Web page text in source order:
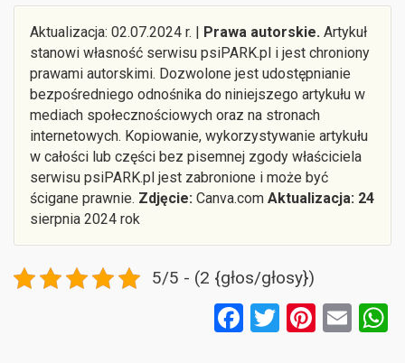
Aktualizacja: 02.07.2024 r. | Prawa autorskie. Artykuł
stanowi własność serwisu psiPARK.pl i jest chroniony
prawami autorskimi. Dozwolone jest udostępnianie
bezpośredniego odnośnika do niniejszego artykułu w
mediach społecznościowych oraz na stronach
internetowych. Kopiowanie, wykorzystywanie artykułu
w całości lub części bez pisemnej zgody właściciela
serwisu psiPARK.pl jest zabronione i może być
ścigane prawnie. Zdjęcie: Canva.com Aktualizacja: 24
sierpnia 2024 rok
5/5 - (2 {głos/głosy})
F T Pi E